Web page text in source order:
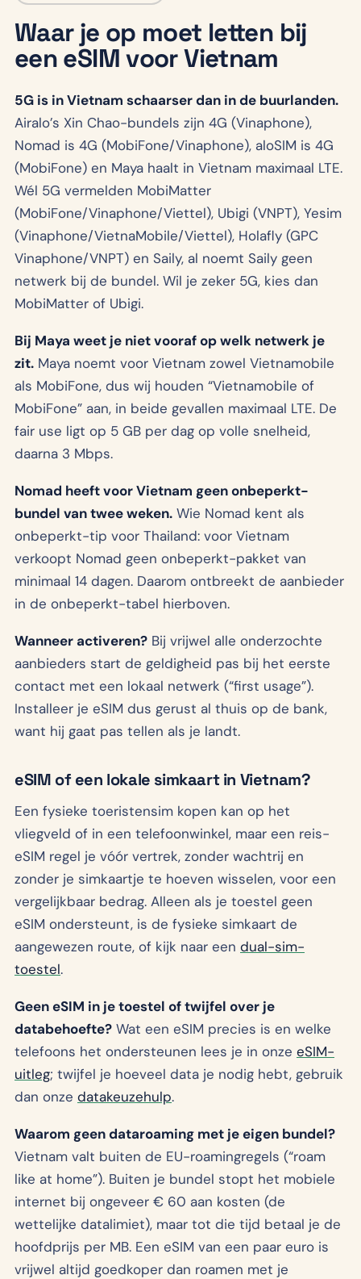
Waar je op moet letten bij
een eSIM voor Vietnam
5G is in Vietnam schaarser dan in de buurlanden.
Airalo’s Xin Chao-bundels zijn 4G (Vinaphone),
Nomad is 4G (MobiFone/Vinaphone), aloSIM is 4G
(MobiFone) en Maya haalt in Vietnam maximaal LTE.
Wél 5G vermelden MobiMatter
(MobiFone/Vinaphone/Viettel), Ubigi (VNPT), Yesim
(Vinaphone/VietnaMobile/Viettel), Holafly (GPC
Vinaphone/VNPT) en Saily, al noemt Saily geen
netwerk bij de bundel. Wil je zeker 5G, kies dan
MobiMatter of Ubigi.
Bij Maya weet je niet vooraf op welk netwerk je
zit. Maya noemt voor Vietnam zowel Vietnamobile
als MobiFone, dus wij houden “Vietnamobile of
MobiFone” aan, in beide gevallen maximaal LTE. De
fair use ligt op 5 GB per dag op volle snelheid,
daarna 3 Mbps.
Nomad heeft voor Vietnam geen onbeperkt-
bundel van twee weken. Wie Nomad kent als
onbeperkt-tip voor Thailand: voor Vietnam
verkoopt Nomad geen onbeperkt-pakket van
minimaal 14 dagen. Daarom ontbreekt de aanbieder
in de onbeperkt-tabel hierboven.
Wanneer activeren? Bij vrijwel alle onderzochte
aanbieders start de geldigheid pas bij het eerste
contact met een lokaal netwerk (“first usage”).
Installeer je eSIM dus gerust al thuis op de bank,
want hij gaat pas tellen als je landt.
eSIM of een lokale simkaart in Vietnam?
Een fysieke toeristensim kopen kan op het
vliegveld of in een telefoonwinkel, maar een reis-
eSIM regel je vóór vertrek, zonder wachtrij en
zonder je simkaartje te hoeven wisselen, voor een
vergelijkbaar bedrag. Alleen als je toestel geen
eSIM ondersteunt, is de fysieke simkaart de
aangewezen route, of kijk naar een dual-sim-
toestel.
Geen eSIM in je toestel of twijfel over je
databehoefte? Wat een eSIM precies is en welke
telefoons het ondersteunen lees je in onze eSIM-
uitleg; twijfel je hoeveel data je nodig hebt, gebruik
dan onze datakeuzehulp.
Waarom geen dataroaming met je eigen bundel?
Vietnam valt buiten de EU-roamingregels (“roam
like at home”). Buiten je bundel stopt het mobiele
internet bij ongeveer € 60 aan kosten (de
wettelijke datalimiet), maar tot die tijd betaal je de
hoofdprijs per MB. Een eSIM van een paar euro is
vrijwel altijd goedkoper dan roamen met je